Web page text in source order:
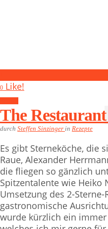
0 Like!
The
durch Steffen Sinzinger in Rezepte
Es gibt Sterneköche, die
Raue, Alexander
die fliegen so gänzlich
Spitzentalente wie Heiko
Umsetzung des 2-
gastronomische
wurde kürzlich ein